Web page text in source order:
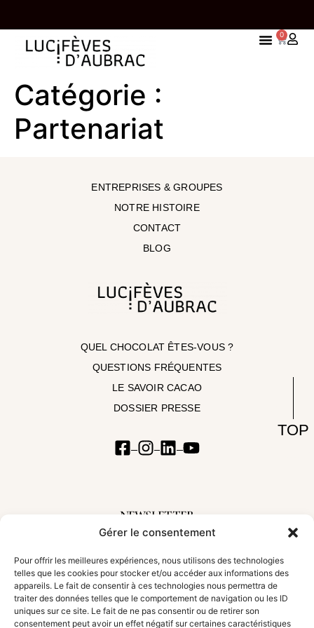
Gérer le consentement
Pour offrir les meilleures expériences, nous utilisons des technologies
telles que les cookies pour stocker et/ou accéder aux informations des
appareils. Le fait de consentir à ces technologies nous permettra de
traiter des données telles que le comportement de navigation ou les ID
uniques sur ce site. Le fait de ne pas consentir ou de retirer son
consentement peut avoir un effet négatif sur certaines caractéristiques
TOP
0
Catégorie :
Partenariat
ENTREPRISES & GROUPES
NOTRE HISTOIRE
CONTACT
BLOG
QUEL CHOCOLAT ÊTES-VOUS ?
QUESTIONS FRÉQUENTES
LE SAVOIR CACAO
DOSSIER PRESSE
NEWSLETTER
Inscrivez-vous à notre newsletter pour suivre nos aventures et découvrir les
S'incrire !